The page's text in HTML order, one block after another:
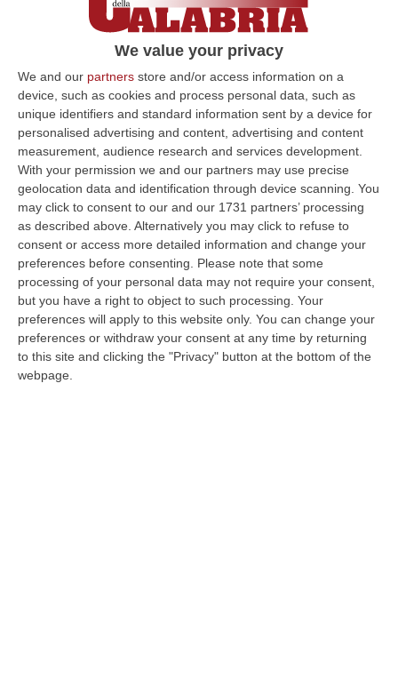
We value your privacy
We and our partners store and/or access information on a
device, such as cookies and process personal data, such as
unique identifiers and standard information sent by a device for
personalised advertising and content, advertising and content
measurement, audience research and services development.
With your permission we and our partners may use precise
geolocation data and identification through device scanning. You
may click to consent to our and our 1731 partners’ processing
as described above. Alternatively you may click to refuse to
consent or access more detailed information and change your
preferences before consenting.
Please note that some
processing of your personal data may not require your consent,
but you have a right to object to such processing. Your
preferences will apply to this website only. You can change your
preferences or withdraw your consent at any time by returning
to this site and clicking the "Privacy" button at the bottom of the
webpage.
Contrabbando di sigarette, scoperte
cinque fabbriche clandestine
23 misure e sequestri per 140 milioni
Pubblicato il: 01/08/26 – 9:45